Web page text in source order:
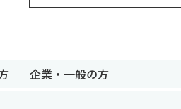
企業・一般の方